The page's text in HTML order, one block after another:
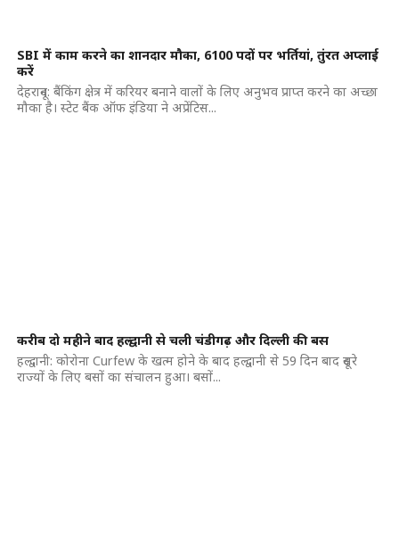
SBI में काम करने का शानदार मौका, 6100 पदों पर भर्तियां, तुंरत अप्लाई
करें
देहरादून: बैंकिंग क्षेत्र में करियर बनाने वालों के लिए अनुभव प्राप्त करने का अच्छा
मौका है। स्टेट बैंक ऑफ इंडिया ने अप्रेंटिस...
करीब दो महीने बाद हल्द्वानी से चली चंडीगढ़ और दिल्ली की बस
हल्द्वानी: कोरोना Curfew के खत्म होने के बाद हल्द्वानी से 59 दिन बाद दूसरे
राज्यों के लिए बसों का संचालन हुआ। बसों...